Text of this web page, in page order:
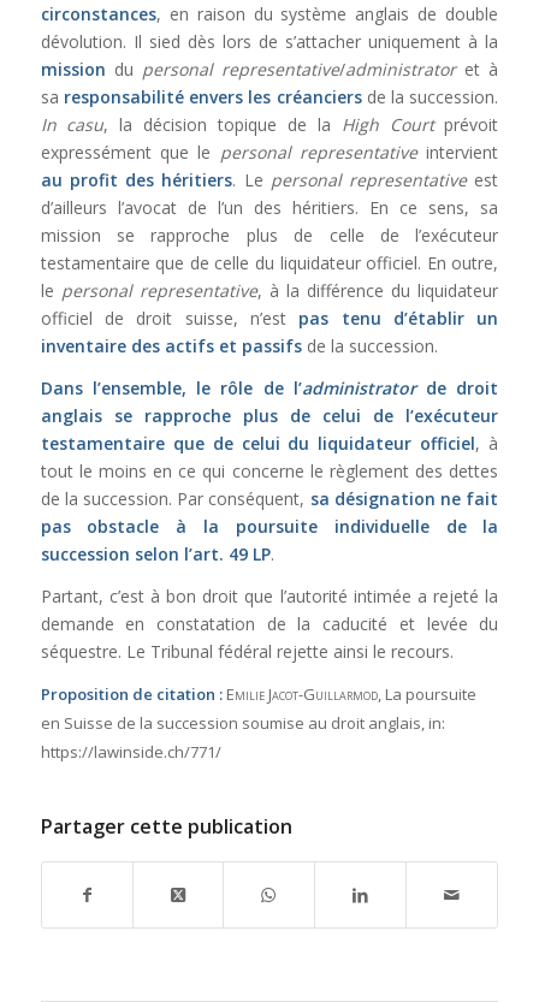
circonstances, en raison du système anglais de double
dévolution. Il sied dès lors de s’attacher uniquement à la
mission du personal representative/administratoret à
sa responsabilité envers les créanciersde la succession.
In casu, la décision topique de la High Courtprévoit
expressément que le personal representativeintervient
au profit des héritiers. Le personal representativeest
d’ailleurs l’avocat de l’un des héritiers. En ce sens, sa
mission se rapproche plus de celle de l’exécuteur
testamentaire que de celle du liquidateur officiel. En outre,
le personal representative, à la différence du liquidateur
officiel de droit suisse, n’est pas tenu d’établir un
inventaire des actifs et passifsde la succession.
Dans l’ensemble, le rôle de l’administratorde droit
anglais se rapproche plus de celui de l’exécuteur
testamentaire que de celui du liquidateur officiel, à
tout le moins en ce qui concerne le règlement des dettes
de la succession. Par conséquent, sa désignation ne fait
pas obstacle à la poursuite individuelle de la
succession selon l’art. 49 LP.
Partant, c’est à bon droit que l’autorité intimée a rejeté la
demande en constatation de la caducité et levée du
séquestre. Le Tribunal fédéral rejette ainsi le recours.
Proposition de citation : Emilie Jacot-Guillarmod, La poursuite
en Suisse de la succession soumise au droit anglais, in:
https://lawinside.ch/771/
Partager cette publication